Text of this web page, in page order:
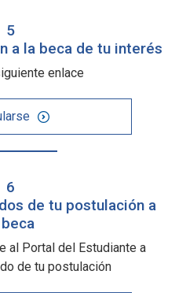
5
a la beca de tu interés
enlace
6
de tu postulación a
al Portal del Estudiante a
de tu postulación